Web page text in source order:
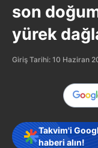
son
yürek
Giriş Tarihi: 10 Haziran
Takvim'i
haberi alın!